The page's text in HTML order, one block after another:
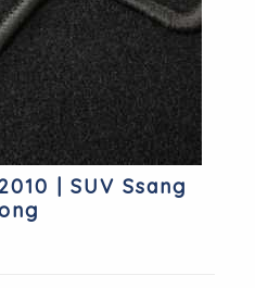
| SUV Ssang